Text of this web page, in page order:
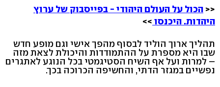
<< הכול על העולם היהודי - בפייסבוק של ערוץ
היהדות. היכנסו >>
תהליך ארוך הוליד לבסוף מהפך אישי וגם מופע חדש
שבו היא מספרת על ההתמודדות והיכולת לצאת מזה
– למרות ועל אף השיח הסטיגמטי בכל הנוגע לאתגרים
נפשיים במגזר הדתי, והחשיפה הכרוכה בכך.